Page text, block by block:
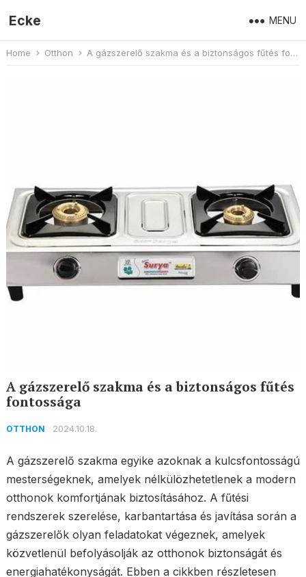
Ecke MENU
Home Otthon A gázszerelő szakma és a biztonságos fűtés fontossága
A gázszerelő szakma és a biztonságos fűtés
fontossága
OTTHON 2024.10.18.
A gázszerelő szakma egyike azoknak a kulcsfontosságú
mesterségeknek, amelyek nélkülözhetetlenek a modern
otthonok komfortjának biztosításához. A fűtési
rendszerek szerelése, karbantartása és javítása során a
gázszerelők olyan feladatokat végeznek, amelyek
közvetlenül befolyásolják az otthonok biztonságát és
energiahatékonyságát. Ebben a cikkben részletesen